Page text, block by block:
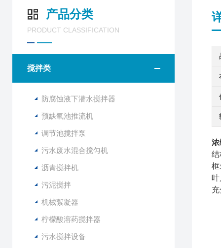
产品分类
PRODUCT CLASSIFICATION
搅拌类
防腐蚀液下潜水搅拌器
预缺氧池推流机
调节池搅拌泵
污水废水混合搅匀机
沥青搅拌机
污泥搅拌
机械絮凝器
柠檬酸溶药搅拌器
污水搅拌设备
浓
结
框